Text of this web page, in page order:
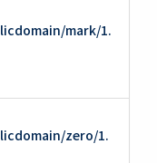
mark/1.
zero/1.